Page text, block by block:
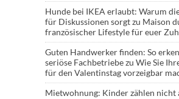
Hunde bei IKEA erlaubt: Warum
für Diskussionen sorgtzu Maison
französischer Lifestyle für euer
Guten Handwerker finden: So
seriöse Fachbetriebezu Wie Sie
für den Valentinstag vorzeigbar
Mietwohnung: Kinder zählen nicht